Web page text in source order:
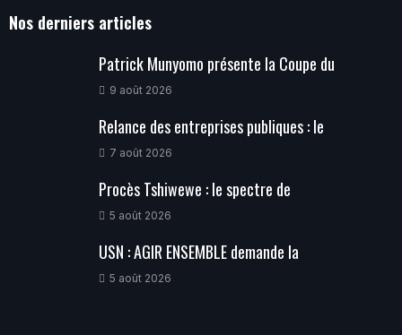
Nos derniers articles
Patrick Munyomo présente la Coupe du
9 août 2026
Relance des entreprises publiques : le
7 août 2026
Procès Tshiwewe : le spectre de
5 août 2026
USN : AGIR ENSEMBLE demande la
5 août 2026